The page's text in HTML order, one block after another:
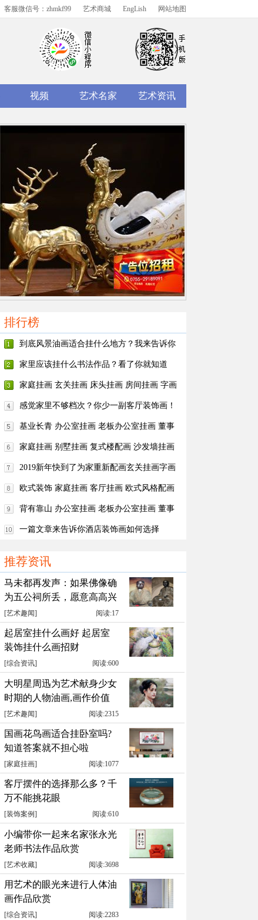
客服微信号：zhmkf99 艺术商城 EngLish 网站地图
视频 艺术名家 艺术资讯
排行榜
到底风景油画适合挂什么地方？我来告诉你
家里应该挂什么书法作品？看了你就知道
啦！家庭挂画 玄关挂画 床头挂画 房间挂画 字画
美客户订制作品安装实际图
感觉家里不够档次？你少一副客厅装饰画！
基业长青 办公室挂画 老板办公室挂画 董事
长办公室配画 字画美客户订制作品安装实际图
家庭挂画 别墅挂画 复式楼配画 沙发墙挂画
客厅挂画 字画美客户订制作品安装实际图
2019新年快到了为家重新配画玄关挂画字画
美客户订制作品安装实际图
欧式装饰 家庭挂画 客厅挂画 欧式风格配画
字画美客户订制作品安装实际图
背有靠山 办公室挂画 老板办公室挂画 董事
长办公室配画 办公室玄关挂画 字画美客户订制
一篇文章来告诉你酒店装饰画如何选择
推荐资讯
马未都再发声：如果佛像确
为五公祠所丢，愿意高高兴
兴送回
[艺术趣闻] 阅读:17
起居室挂什么画好 起居室
装饰挂什么画招财
[综合资讯] 阅读:600
大明星周迅为艺术献身少女
时期的人物油画,画作价值
累计千万元
[艺术趣闻] 阅读:2315
国画花鸟画适合挂卧室吗?
知道答案就不担心啦
[家庭挂画] 阅读:1077
客厅摆件的选择那么多？千
万不能挑花眼
[装饰案例] 阅读:610
小编带你一起来名家张永光
老师书法作品欣赏
[艺术收藏] 阅读:3698
用艺术的眼光来进行人体油
画作品欣赏
[综合资讯] 阅读:2283